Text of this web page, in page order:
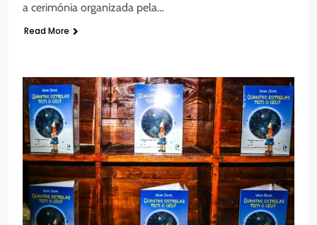
a cerimónia organizada pela…
Read More